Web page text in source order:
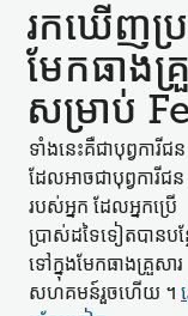
រកឃើញ​ប្រ
មែកធាង​គ្
សម្រាប់
ទាំងនេះ​គឺជា​បុព្វការីជន​
ដែល​អាចជា​បុព្វការីជន​
របស់​អ្នក ដែល​អ្នកប្រើ
ប្រាស់​ដទៃ​ទៀត​បាន​បន្
ទៅក្នុង​មែកធាង​គ្រួសារ​
សហគមន៍​រួចហើយ ។